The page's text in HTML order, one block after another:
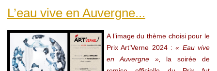
L’eau vive en Auvergne...
A l’image du thème choisi pour le
Prix Art’Verne 2024 :« Eau vive
en Auvergne »,
la soirée de